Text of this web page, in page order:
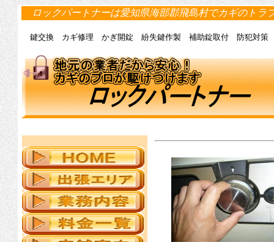
ロックパートナーは愛知県海部郡飛島村でカギのトラ
鍵交換 カギ修理 かぎ開錠 紛失鍵作製 補助錠取付 防犯対策